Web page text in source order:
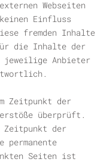
Webseiten
Einfluss
fremden Inhalte
die Inhalte der
Anbieter
Zeitpunkt der
überprüft.
Zeitpunkt der
Seiten ist